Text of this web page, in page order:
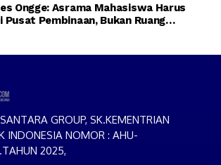
Ongge: Asrama Mahasiswa Harus
Pusat Pembinaan, Bukan Ruang
GROUP, SK.KEMENTRIAN
INDONESIA NOMOR : AHU-
2025,